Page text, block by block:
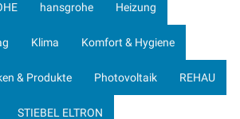
hansgrohe Heizung
Klima Komfort & Hygiene
& Produkte Photovoltaik REHAU
STIEBEL ELTRON